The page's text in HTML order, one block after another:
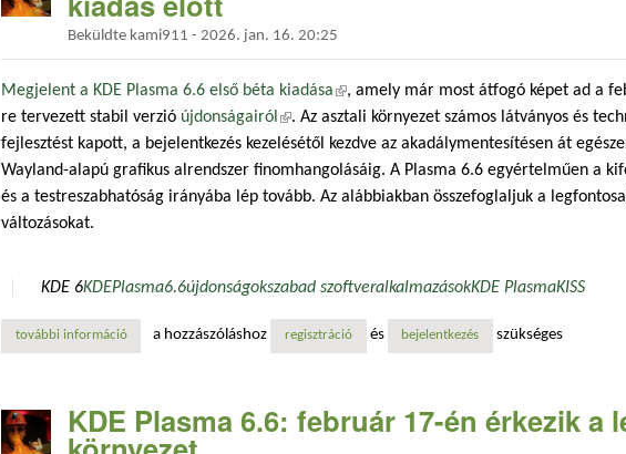
Beküldte kami911 - 2026. jan. 16. 20:25
Megjelent a KDE Plasma 6.6 első béta kiadása(külső hivatkozás)
, amely már most átfogó képet ad a
re tervezett stabil verzió újdonságairól (külső hivatkozás)
. Az asztali környezet számos látványos és
fejlesztést kapott, a bejelentkezés kezelésétől kezdve az akadálymentesítésen át
Wayland-alapú grafikus alrendszer finomhangolásáig. A Plasma 6.6 egyértelműen a
és a testreszabhatóság irányába lép tovább. Az alábbiakban összefoglaljuk a
változásokat.
KDE 6KDEPlasma6.6újdonságokszabad szoftveralkalmazásokKDE PlasmaKISS
további információkde plasma 6.6 beta – funkcióelőzetes a februári stabil kiadás előtt tartalommal
a hozzászóláshoz regisztráció és bejelentkezés szükséges
KDE Plasma 6.6: február 17-én érkezik a